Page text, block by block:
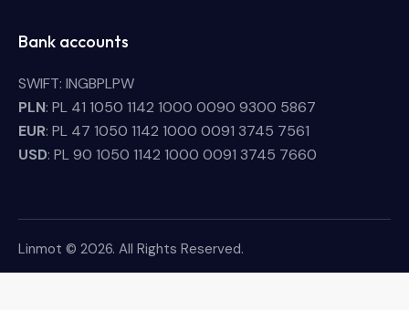
Bank accounts
SWIFT: INGBPLPW
PLN: PL 41 1050 1142 1000 0090 9300 5867
EUR: PL 47 1050 1142 1000 0091 3745 7561
USD: PL 90 1050 1142 1000 0091 3745 7660
Linmot © 2026. All Rights Reserved.